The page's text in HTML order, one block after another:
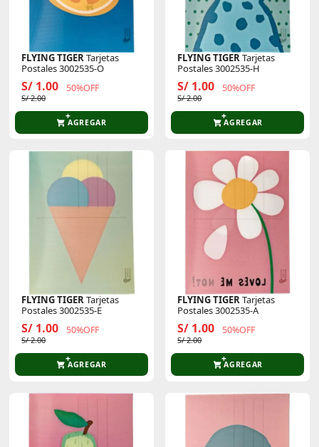
FLYING TIGERTarjetas
Postales 3002535-O
S/ 1.00 50%OFF
S/ 2.00
AGREGAR
FLYING TIGERTarjetas
Postales 3002535-H
S/ 1.00 50%OFF
S/ 2.00
AGREGAR
FLYING TIGERTarjetas
Postales 3002535-E
S/ 1.00 50%OFF
S/ 2.00
AGREGAR
FLYING TIGERTarjetas
Postales 3002535-A
S/ 1.00 50%OFF
S/ 2.00
AGREGAR